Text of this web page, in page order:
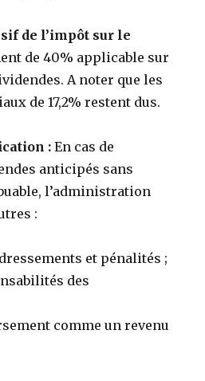
de l’impôt sur le
de 40% applicable sur
A noter que les
de 17,2% restent dus.
: En cas de
anticipés sans
l’administration
:
et pénalités ;
des
comme un revenu